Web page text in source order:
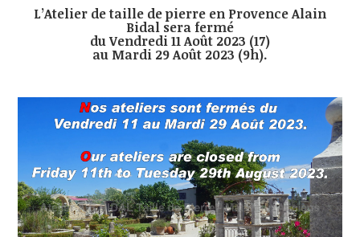
L’Atelier de taille de pierre en Provence Alain
Bidal sera fermé
du Vendredi 11 Août 2023 (17)
au Mardi 29 Août 2023 (9h).